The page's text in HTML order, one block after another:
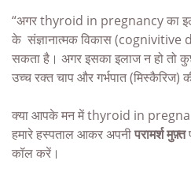
“अगर thyroid in pregnancy का
के संज्ञानात्मक विकास (cognivitive
सकता है। अगर इसका इलाज न हो तो
उच्च रक्त चाप और गर्भपात
क्या आपके मन मेंthyroid in
हमारे हस्पताल आकर अपनीपरामर्श मुफ़्त
कॉल करें।